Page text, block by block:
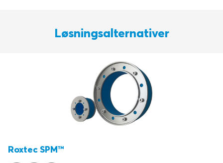
Løsningsalternativer
Roxtec SPM™